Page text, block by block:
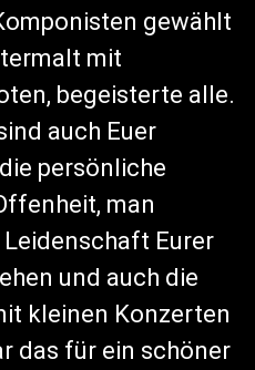
gewählt
mit
begeisterte alle.
auch Euer
persönliche
man
Eurer
und auch die
kleinen Konzerten
das für ein schöner